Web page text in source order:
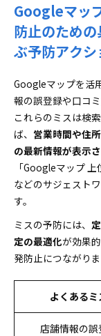
Googleマッ
防止のため
ぶ予防アクシ
Googleマップを活
報の誤登録や口コ
これらのミスは検
ば、 営業時間や住
の最新情報が表示
「Googleマップ
などのサジェスト
す。
ミスの予防には、
定の最適化が効果
発防止につながりま
よくあるミ
店舗情報の誤